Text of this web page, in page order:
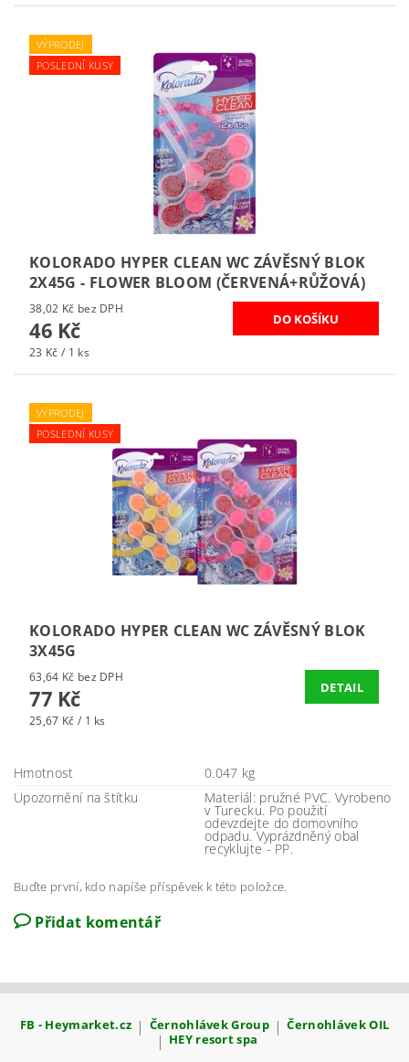
VÝPRODEJ
POSLEDNÍ KUSY
KOLORADO HYPER CLEAN WC ZÁVĚSNÝ BLOK
2X45G - FLOWER BLOOM (ČERVENÁ+RŮŽOVÁ)
38,02 Kč bez DPH
46 Kč
23 Kč / 1 ks
VÝPRODEJ
POSLEDNÍ KUSY
KOLORADO HYPER CLEAN WC ZÁVĚSNÝ BLOK
3X45G
63,64 Kč bez DPH
77 Kč
25,67 Kč / 1 ks
DETAIL
Hmotnost
0.047 kg
Upozornění na štítku
Materiál: pružné PVC. Vyrobeno
v Turecku. Po použití
odevzdejte do domovního
odpadu. Vyprázdněný obal
recyklujte - PP.
Buďte první, kdo napíše příspěvek k této položce.
Přidat komentář
FB - Heymarket.cz | Černohlávek Group | Černohlávek OIL
| HEY resort spa